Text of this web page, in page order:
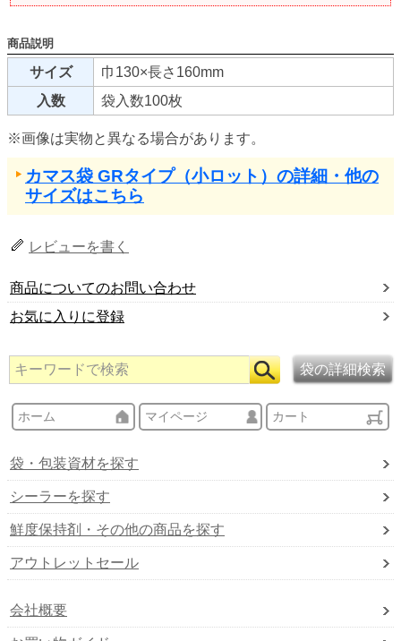
商品説明
サイズ
巾130×長さ160mm
入数
袋入数100枚
※画像は実物と異なる場合があります。
カマス袋 GRタイプ（小ロット）の詳細・他の
サイズはこちら
レビューを書く
商品についてのお問い合わせ
お気に入りに登録
ホーム マイページ カート
袋・包装資材を探す
シーラーを探す
鮮度保持剤・その他の商品を探す
アウトレットセール
会社概要